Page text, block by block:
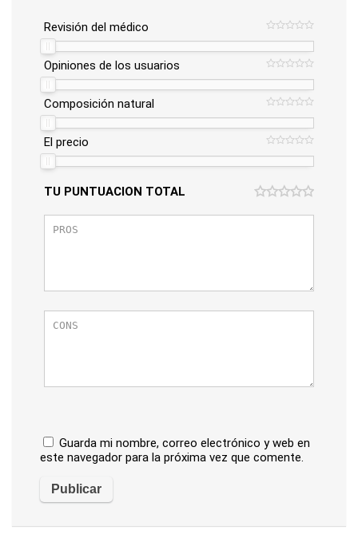
Revisión del médico
Opiniones de los usuarios
Composición natural
El precio
TU PUNTUACION TOTAL
Guarda mi nombre, correo electrónico y web en
este navegador para la próxima vez que comente.